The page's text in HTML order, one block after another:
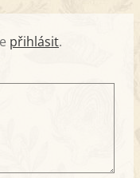
přihlásit.